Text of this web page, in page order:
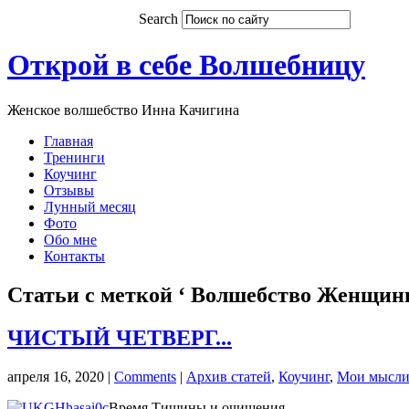
Search
Открой в себе Волшебницу
Женское волшебство Инна Качигина
Главная
Тренинги
Коучинг
Отзывы
Лунный месяц
Фото
Обо мне
Контакты
Статьи с меткой ‘ Волшебство
ЧИСТЫЙ ЧЕТВЕРГ...
апреля 16, 2020 | Comments | Архив статей, Коучинг, Мои мысли